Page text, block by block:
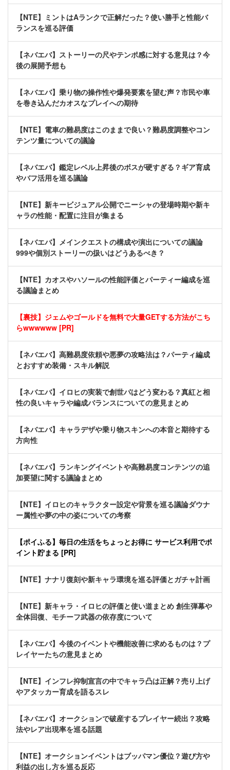
【NTE】ミントはAランクで正解だった？使い勝手と性能バ
ランスを巡る評価
【ネバエバ】ストーリーの尺やテンポ感に対する意見は？今
後の展開予想も
【ネバエバ】乗り物の操作性や爆発要素を望む声？市民や車
を巻き込んだカオスなプレイへの期待
【NTE】電車の難易度はこのままで良い？難易度調整やコン
テンツ量についての議論
【ネバエバ】鑑定レベル上昇後のボスが硬すぎる？ギア育成
やバフ活用を巡る議論
【NTE】新キービジュアル公開でニーシャの登場時期や新キ
ャラの性能・配置に注目が集まる
【ネバエバ】メインクエストの構成や演出についての議論
999や個別ストーリーの扱いはどうあるべき？
【NTE】カオスやハソールの性能評価とパーティー編成を巡
る議論まとめ
【裏技】ジェムやゴールドを無料で大量GETする方法がこち
らwwwwww [PR]
【ネバエバ】高難易度依頼や悪夢の攻略法は？パーティ編成
とおすすめ装備・スキル解説
【ネバエバ】イロヒの実装で創世パはどう変わる？真紅と相
性の良いキャラや編成バランスについての意見まとめ
【ネバエバ】キャラデザや乗り物スキンへの本音と期待する
方向性
【ネバエバ】ランキングイベントや高難易度コンテンツの追
加要望に関する議論まとめ
【NTE】イロヒのキャラクター設定や背景を巡る議論ダウナ
ー属性や夢の中の姿についての考察
【ポイふる】毎日の生活をちょっとお得に サービス利用でポ
イント貯まる [PR]
【NTE】ナナリ復刻や新キャラ環境を巡る評価とガチャ計画
【NTE】新キャラ・イロヒの評価と使い道まとめ 創生弾幕や
全体回復、モチーフ武器の依存度について
【ネバエバ】今後のイベントや機能改善に求めるものは？プ
レイヤーたちの意見まとめ
【NTE】インフレ抑制宣言の中でキャラ凸は正解？売り上げ
やアタッカー育成を語るスレ
【ネバエバ】オークションで破産するプレイヤー続出？攻略
法やレア出現率を巡る話題
【NTE】オークションイベントはブッパマン優位？遊び方や
利益の出し方を巡る反応